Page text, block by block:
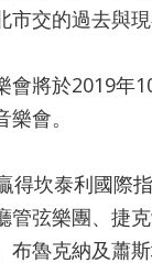
市交的過去與
會將於2019年
會。
得坎泰利國際
管弦樂團、捷
布魯克納及蕭